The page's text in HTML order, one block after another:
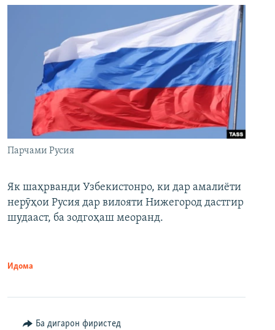
Парчами Русия
Як шаҳрванди Узбекистонро, ки дар амалиёти
нерӯҳои Русия дар вилояти Нижегород дастгир
шудааст, ба зодгоҳаш меоранд.
Идома
Ба дигарон фиристед